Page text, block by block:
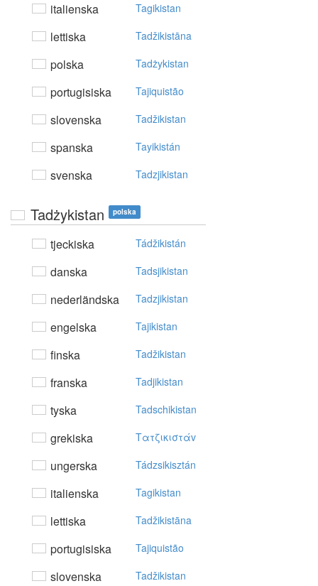
italienska Tagikistan
lettiska Tadžikistāna
polska Tadżykistan
portugisiska Tajiquistão
slovenska Tadžikistan
spanska Tayikistán
svenska Tadzjikistan
Tadżykistan polska
tjeckiska Tádžikistán
danska Tadsjikistan
nederländska Tadzjikistan
engelska Tajikistan
finska Tadžikistan
franska Tadjikistan
tyska Tadschikistan
grekiska Tατζικιστάv
ungerska Tádzsikisztán
italienska Tagikistan
lettiska Tadžikistāna
portugisiska Tajiquistão
slovenska Tadžikistan